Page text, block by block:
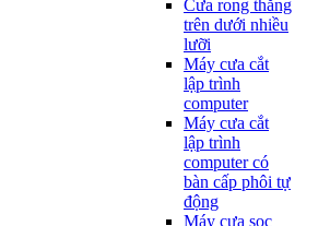
Cưa rong thẳng
trên dưới nhiều
lưỡi
Máy cưa cắt
lập trình
computer
Máy cưa cắt
lập trình
computer có
bàn cấp phôi tự
động
Máy cưa sọc